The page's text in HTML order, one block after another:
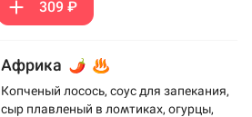
309 ₽
Африка
Копченый лосось, соус для запекания,
сыр плавленый в ломтиках, огурцы,